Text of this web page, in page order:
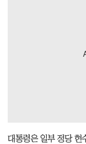
대통령은 일부 정당 현